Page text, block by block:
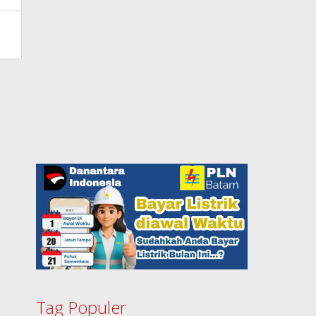
Tag Populer